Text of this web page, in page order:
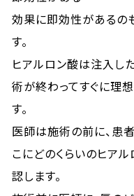
効果に即効性があるの
す。
ヒアルロン酸は注入し
術が終わってすぐに理
す。
医師は施術の前に、患
こにどのくらいのヒア
認します。